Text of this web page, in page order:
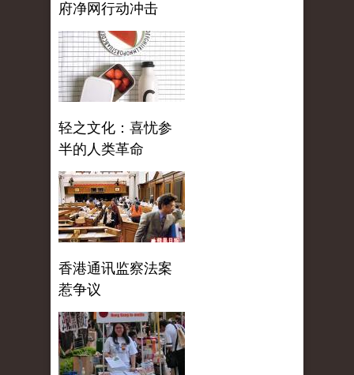
府净网行动冲击
轻之文化：喜忧参
半的人类革命
香港通讯监察法案
惹争议